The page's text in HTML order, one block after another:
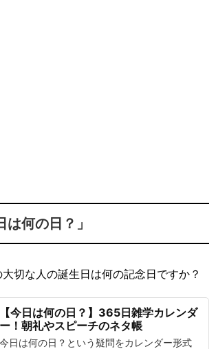
何の日？」
切な人の誕生日は何の記念日ですか？
【今日は何の日？】365日雑学カレンダ
ー！朝礼やスピーチのネタ帳
今日は何の日？という疑問をカレンダー形式